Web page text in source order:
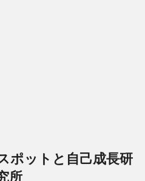
ポットと自己成長研
所